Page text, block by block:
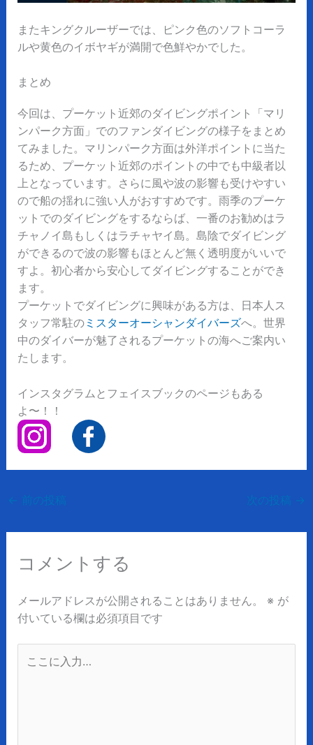
またキングクルーザーでは、ピンク色のソフトコーラ
ルや黄色のイボヤギが満開で色鮮やかでした。
まとめ
今回は、プーケット近郊のダイビングポイント「マリ
ンパーク方面」でのファンダイビングの様子をまとめ
てみました。マリンパーク方面は外洋ポイントに当た
るため、プーケット近郊のポイントの中でも中級者以
上となっています。さらに風や波の影響も受けやすい
ので船の揺れに強い人がおすすめです。雨季のプーケ
ットでのダイビングをするならば、一番のお勧めはラ
チャノイ島もしくはラチャヤイ島。島陰でダイビング
ができるので波の影響もほとんど無く透明度がいいで
すよ。初心者から安心してダイビングすることができ
ます。
プーケットでダイビングに興味がある方は、日本人ス
タッフ常駐のミスターオーシャンダイバーズへ。世界
中のダイバーが魅了されるプーケットの海へご案内い
たします。
インスタグラムとフェイスブックのページもある
よ〜！！
← 前の投稿 次の投稿 →
コメントする
メールアドレスが公開されることはありません。 ※ が
付いている欄は必須項目です